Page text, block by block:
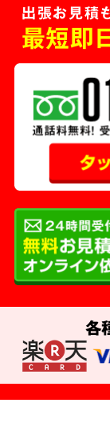
出張お見積
最短即
各